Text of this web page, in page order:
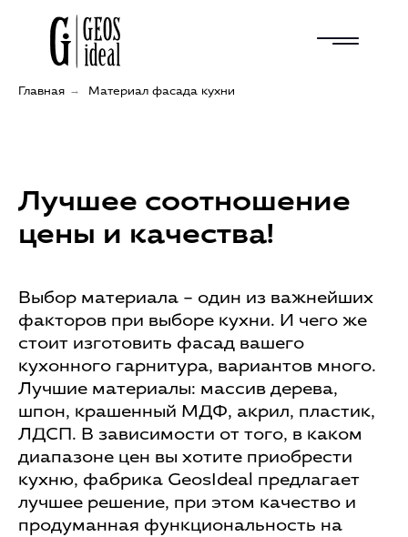
Главная → Материал фасада кухни
Лучшее соотношение
цены и качества!
Выбор материала – один из важнейших
факторов при выборе кухни. И чего же
стоит изготовить фасад вашего
кухонного гарнитура, вариантов много.
Лучшие материалы: массив дерева,
шпон, крашенный МДФ, акрил, пластик,
ЛДСП. В зависимости от того, в каком
диапазоне цен вы хотите приобрести
кухню, фабрика GeosIdeal предлагает
лучшее решение, при этом качество и
продуманная функциональность на